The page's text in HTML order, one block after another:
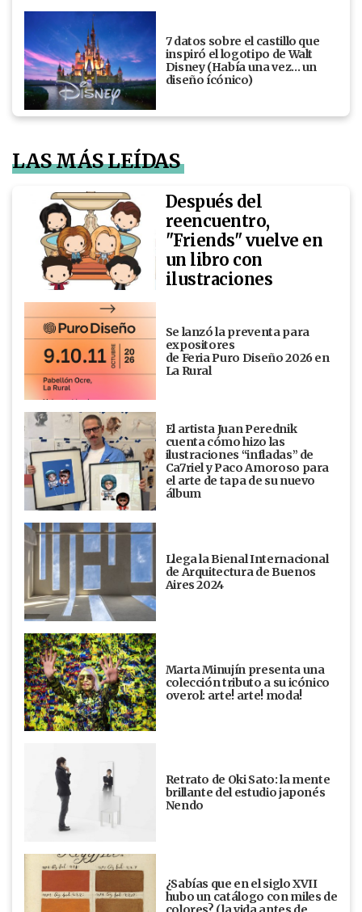
7 datos sobre el castillo que
inspiró el logotipo de Walt
Disney (Había una vez... un
diseño ícónico)
LAS MÁS LEÍDAS
Después del
reencuentro,
"Friends" vuelve en
un libro con
ilustraciones
Se lanzó la preventa para
expositores
de Feria Puro Diseño 2026 en
La Rural
El artista Juan Perednik
cuenta cómo hizo las
ilustraciones “infladas” de
Ca7riel y Paco Amoroso para
el arte de tapa de su nuevo
álbum
Llega la Bienal Internacional
de Arquitectura de Buenos
Aires 2024
Marta Minujín presenta una
colección tributo a su icónico
overol: arte! arte! moda!
Retrato de Oki Sato: la mente
brillante del estudio japonés
Nendo
¿Sabías que en el siglo XVII
hubo un catálogo con miles de